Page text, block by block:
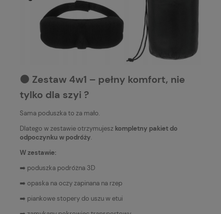
⚫️ Zestaw 4w1 – pełny komfort, nie
tylko dla szyi ?
Sama poduszka to za mało.
Dlatego w zestawie otrzymujesz kompletny pakiet do
odpoczynku w podróży.
W zestawie:
➡️ poduszka podróżna 3D
➡️ opaska na oczy zapinana na rzep
➡️ piankowe stopery do uszu w etui